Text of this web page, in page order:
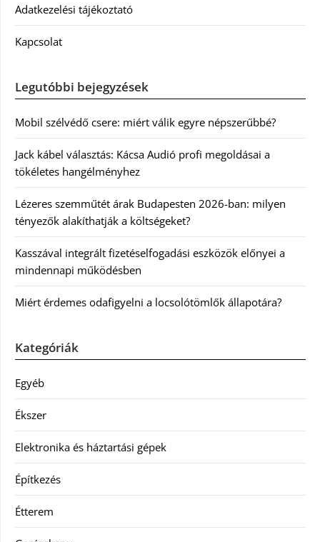
Adatkezelési tájékoztató
Kapcsolat
Legutóbbi bejegyzések
Mobil szélvédő csere: miért válik egyre népszerűbbé?
Jack kábel választás: Kácsa Audió profi megoldásai a
tökéletes hangélményhez
Lézeres szemműtét árak Budapesten 2026-ban: milyen
tényezők alakíthatják a költségeket?
Kasszával integrált fizetéselfogadási eszközök előnyei a
mindennapi működésben
Miért érdemes odafigyelni a locsolótömlők állapotára?
Kategóriák
Egyéb
Ékszer
Elektronika és háztartási gépek
Építkezés
Étterem